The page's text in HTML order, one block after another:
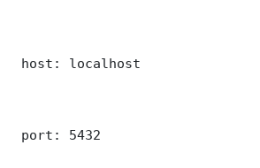
host: localhost
port: 5432